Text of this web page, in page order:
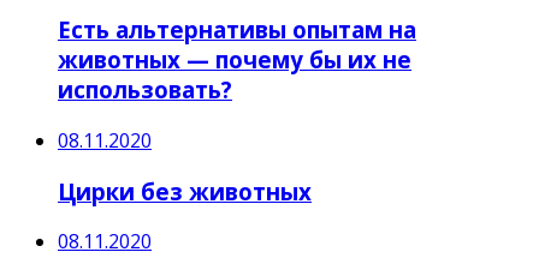
Есть альтернативы опытам на
животных — почему бы их не
использовать?
08.11.2020
Цирки без животных
08.11.2020